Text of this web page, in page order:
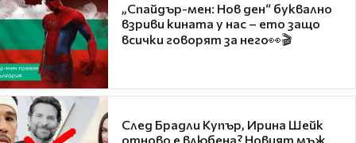
„Спайдър-мен: Нов ден“ буквално
взриви кината у нас – ето защо
всички говорят за него👀🎬
След Брадли Купър, Ирина Шейк
отново е влюбена? Новият мъж